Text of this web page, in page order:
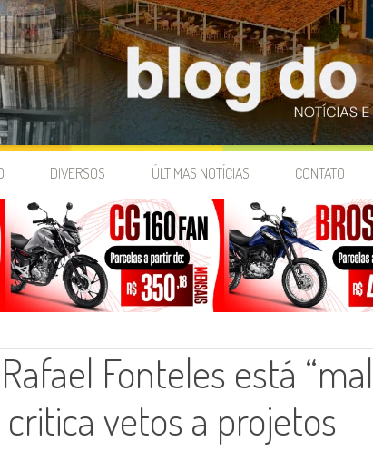
DIVERSOS ÚLTIMAS NOTÍCIAS CONTATO
Fonteles está “mal
critica vetos a projetos